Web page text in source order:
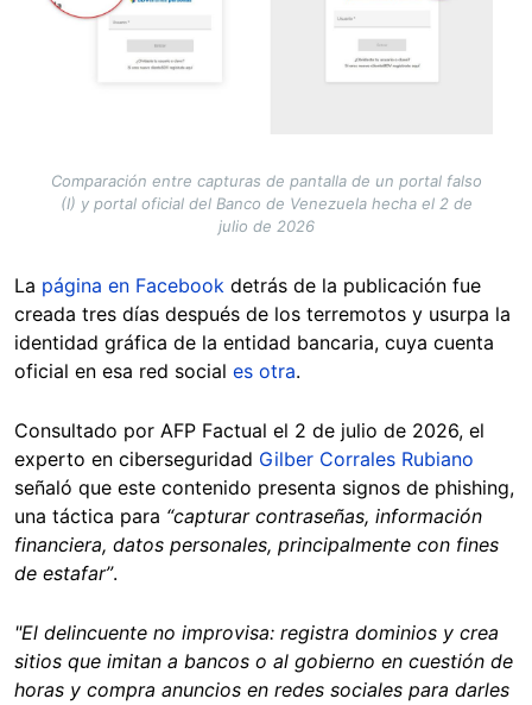
Comparación entre capturas de pantalla de un portal falso
(I) y portal oficial del Banco de Venezuela hecha el 2 de
julio de 2026
La página en Facebook detrás de la publicación fue
creada tres días después de los terremotos y usurpa la
identidad gráfica de la entidad bancaria, cuya cuenta
oficial en esa red social es otra.
Consultado por AFP Factual el 2 de julio de 2026, el
experto en ciberseguridad Gilber Corrales Rubiano
señaló que este contenido presenta signos de phishing,
una táctica para “capturar contraseñas, información
financiera, datos personales, principalmente con fines
de estafar”.
"El delincuente no improvisa: registra dominios y crea
sitios que imitan a bancos o al gobierno en cuestión de
horas y compra anuncios en redes sociales para darles